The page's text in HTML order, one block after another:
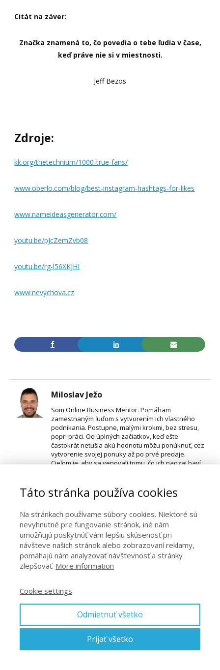
Citát na záver:
Značka znamená to, čo povedia o tebe ľudia v čase,
keď práve nie si v miestnosti.
Jeff Bezos
Zdroje:
kk.org/thetechnium/1000-true-fans/
www.oberlo.com/blog/best-instagram-hashtags-for-likes
www.nameideasgenerator.com/
youtu.be/pJcZemZvb08
youtu.be/rg-l56XKJHI
www.nevychova.cz
Miloslav Ježo
Som Online Business Mentor. Pomáham
zamestnaným ľuďom s vytvorením ich vlastného
podnikania. Postupne, malými krokmi, bez stresu,
popri práci. Od úplných začiatkov, keď ešte
častokrát netušia akú hodnotu môžu ponúknuť, cez
vytvorenie svojej ponuky až po prvé predaje.
Cieľom je, aby sa venovali tomu, čo ich naozaj baví
informáciío mnea o mojom mentoringovom
programe . Predával som aj na Amazone v USA a
Amazon.
Similar posts
Táto stránka používa cookies
Na stránkach používame súbory cookies. Niektoré sú
nevyhnutné pre fungovanie stránok, iné nám
umožňujú poskytnúť vám lepšiu skúsenosť pri
návšteve našich stránok alebo zobrazovaní reklamy,
pomáhajú nám analyzovať návštevnosť a stránky
zlepšovať. More information
Cookie settings
Odmietnuť všetko
Prijať všetko